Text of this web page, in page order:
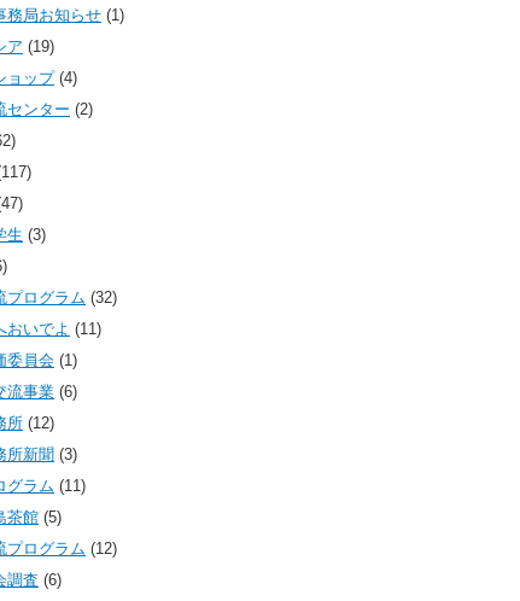
務局お知らせ (1)
ア (19)
ョップ(4)
センター (2)
生 (3)
プログラム (32)
おいでよ (11)
委員会 (1)
流事業 (6)
所 (12)
所新聞 (3)
グラム (11)
茶館 (5)
プログラム (12)
調査 (6)